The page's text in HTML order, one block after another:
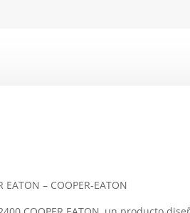
EATON – COOPER-EATON